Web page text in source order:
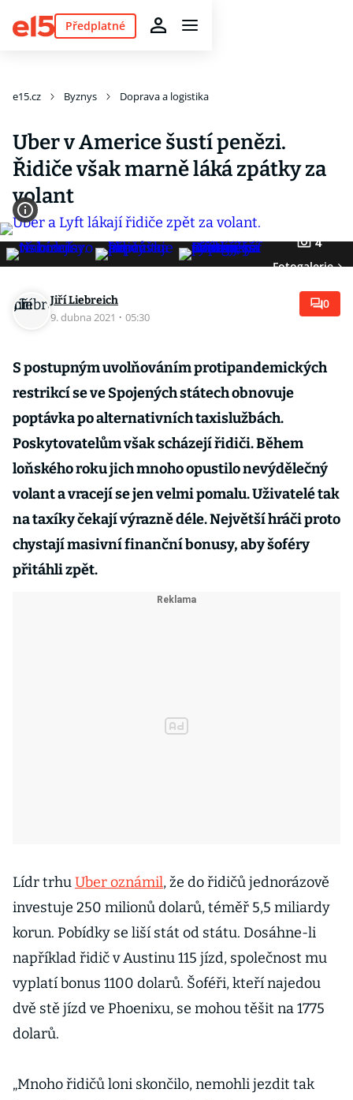
Předplatné
e15.cz Byznys Doprava a logistika
Uber v Americe šustí penězi.
Řidiče však marně láká zpátky za
volant
4
Fotogalerie
Jiří Liebreich
9. dubna 2021 · 05:30
0
S postupným uvolňováním protipandemických
restrikcí se ve Spojených státech obnovuje
poptávka po alternativních taxislužbách.
Poskytovatelům však scházejí řidiči. Během
loňského roku jich mnoho opustilo nevýdělečný
volant a vracejí se jen velmi pomalu. Uživatelé tak
na taxíky čekají výrazně déle. Největší hráči proto
chystají masivní finanční bonusy, aby šoféry
přitáhli zpět.
Lídr trhuUber oznámil, že do řidičů jednorázově
investuje 250 milionů dolarů, téměř 5,5 miliardy
korun. Pobídky se liší stát od státu. Dosáhne-li
například řidič v Austinu 115 jízd, společnost mu
vyplatí bonus 1100 dolarů. Šoféři, kteří najedou
dvě stě jízd ve Phoenixu, se mohou těšit na 1775
dolarů.
„Mnoho řidičů loni skončilo, nemohli jezdit tak